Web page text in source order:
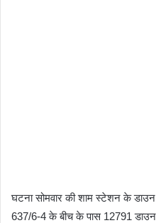
घटना सोमवार की शाम स्टेशन के डाउन
637/6-4 के बीच के पास 12791 डाउन